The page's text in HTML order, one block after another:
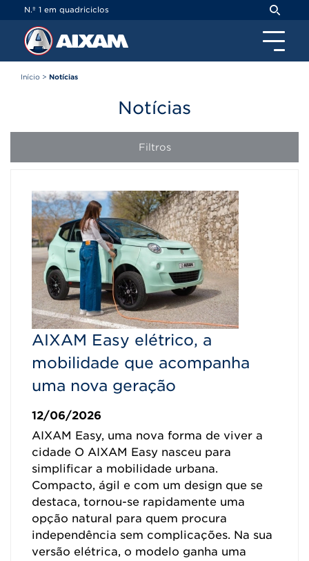
N.º 1 em quadriciclos
Início > Notícias
Notícias
Filtros
AIXAM Easy elétrico, a
mobilidade que acompanha
uma nova geração
12/06/2026
AIXAM Easy, uma nova forma de viver a
cidade O AIXAM Easy nasceu para
simplificar a mobilidade urbana.
Compacto, ágil e com um design que se
destaca, tornou-se rapidamente uma
opção natural para quem procura
independência sem complicações. Na sua
versão elétrica, o modelo ganha uma
Painel de Gerenciamento de Cookies